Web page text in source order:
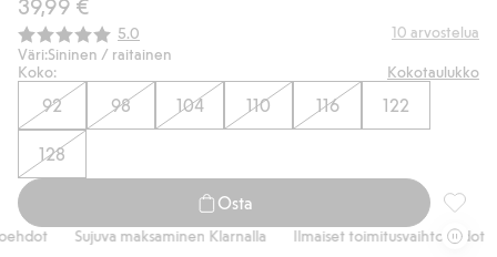
39,99 €
Keskimääräinen luokitus:
5.0 10 arvostelua
Väri:Sininen / raitainen
Koko:
Kokotaulukko
92 98 104 110 116 122
128
Osta
Sujuva maksaminen Klarnalla Ilmaiset toimitusvaihtoehdot